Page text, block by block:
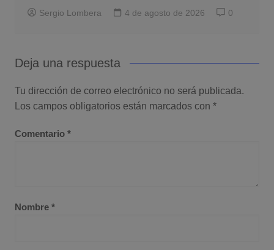
Sergio Lombera 4 de agosto de 2026 0
Deja una respuesta
Tu dirección de correo electrónico no será publicada.
Los campos obligatorios están marcados con *
Comentario *
Nombre *